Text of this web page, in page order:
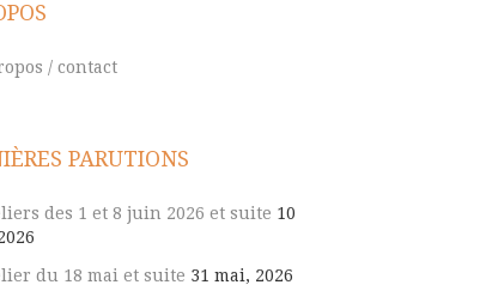
/ contact
PARUTIONS
des 1 et 8 juin 2026 et suite 10
du 18 mai et suite 31 mai, 2026